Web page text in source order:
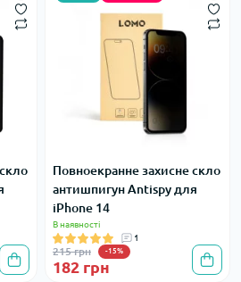
Повноекранне захисне скло
антишпигун Antispy для
iPhone 14
В наявності
1
215 грн -15%
182 грн